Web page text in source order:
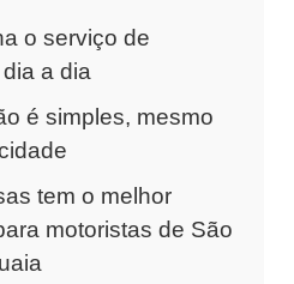
o serviço de
a dia
é simples, mesmo
tem o melhor
motoristas de São